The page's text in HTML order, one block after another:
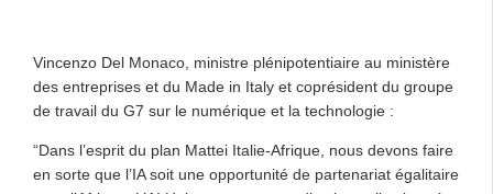
Vincenzo Del Monaco, ministre plénipotentiaire au ministère
des entreprises et du Made in Italy et coprésident du groupe
de travail du G7 sur le numérique et la technologie :
“Dans l’esprit du plan Mattei Italie-Afrique, nous devons faire
en sorte que l’IA soit une opportunité de partenariat égalitaire